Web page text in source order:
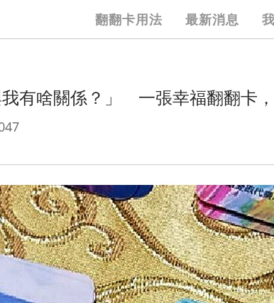
翻翻卡用法 最新消息
我有啥關係？」 一張幸福翻翻卡